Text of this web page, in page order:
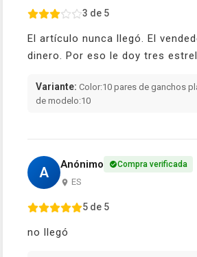
3 de 5
El artículo nunca llegó. El
dinero. Por eso le doy tres
Variante: Color:10 pares de ganchos
de modelo:10
A Anónimo Compra verificada
ES
5 de 5
no llegó